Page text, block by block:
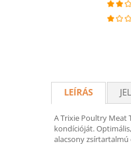
LEÍRÁS
A Trixie Poultry Meat
kondícióját.
alacsony zsírtartalmú